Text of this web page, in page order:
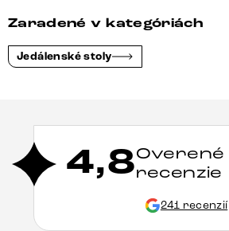
Zaradené v kategóriách
Jedálenské stoly
4,8Overené
recenzie
241 recenzií